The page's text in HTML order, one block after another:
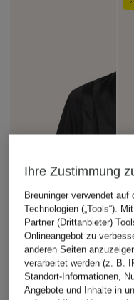
Ihre Zustimmung
Breuninger verwendet auf
Technologien („Tools“).
Partner (Drittanbieter)
Onlineangebot zu
anderen Seiten
verarbeitet werden (z. B.
Standort-Informationen,
Angebote und Inhalte in